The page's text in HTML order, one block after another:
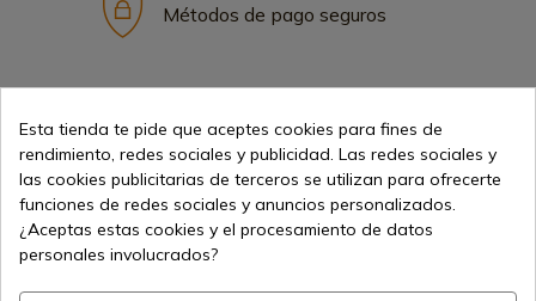
Métodos de pago seguros
Esta tienda te pide que aceptes cookies para fines de
rendimiento, redes sociales y publicidad. Las redes sociales y
las cookies publicitarias de terceros se utilizan para ofrecerte
funciones de redes sociales y anuncios personalizados.
¿Aceptas estas cookies y el procesamiento de datos
personales involucrados?